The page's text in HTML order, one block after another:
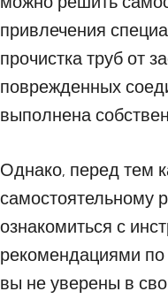
привлечения
прочистка труб от
поврежденных
выполнена
Однако, перед тем
самостоятельному
ознакомиться с
рекомендациями
вы не уверены в